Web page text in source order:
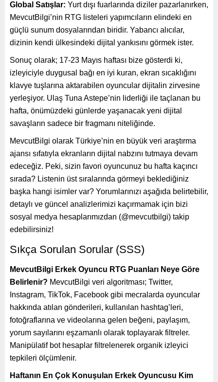
Global Satışlar: Yurt dışı fuarlarında diziler pazarlanırken,
MevcutBilgi’nin RTG listeleri yapımcıların elindeki en
güçlü sunum dosyalarından biridir. Yabancı alıcılar,
dizinin kendi ülkesindeki dijital yankısını görmek ister.
Sonuç olarak; 17-23 Mayıs haftası bize gösterdi ki,
izleyiciyle duygusal bağı en iyi kuran, ekran sıcaklığını
klavye tuşlarına aktarabilen oyuncular dijitalin zirvesine
yerleşiyor. Ulaş Tuna Astepe’nin liderliği ile taçlanan bu
hafta, önümüzdeki günlerde yaşanacak yeni dijital
savaşların sadece bir fragmanı niteliğinde.
MevcutBilgi olarak Türkiye’nin en büyük veri araştırma
ajansı sıfatıyla ekranların dijital nabzını tutmaya devam
edeceğiz. Peki, sizin favori oyuncunuz bu hafta kaçıncı
sırada? Listenin üst sıralarında görmeyi beklediğiniz
başka hangi isimler var? Yorumlarınızı aşağıda belirtebilir,
detaylı ve güncel analizlerimizi kaçırmamak için bizi
sosyal medya hesaplarımızdan (@mevcutbilgi) takip
edebilirsiniz!
Sıkça Sorulan Sorular (SSS)
MevcutBilgi Erkek Oyuncu RTG Puanları Neye Göre
Belirlenir? MevcutBilgi veri algoritması; Twitter,
Instagram, TikTok, Facebook gibi mecralarda oyuncular
hakkında atılan gönderileri, kullanılan hashtag’leri,
fotoğraflarına ve videolarına gelen beğeni, paylaşım,
yorum sayılarını eşzamanlı olarak toplayarak filtreler.
Manipülatif bot hesaplar filtrelenerek organik izleyici
tepkileri ölçümlenir.
Haftanın En Çok Konuşulan Erkek Oyuncusu Kim